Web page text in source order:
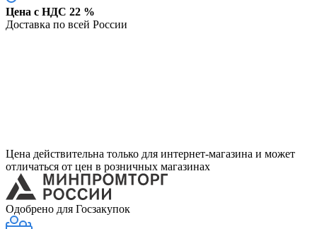
Цена с НДС 22 %
Доставка по всей России
Цена действительна только для интернет-магазина и может
отличаться от цен в розничных магазинах
Одобрено для Госзакупок